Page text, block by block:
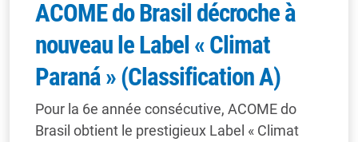
ACOME do Brasil décroche à
nouveau le Label « Climat
Paraná » (Classification A)
Pour la 6e année consécutive, ACOME do
Brasil obtient le prestigieux Label « Climat